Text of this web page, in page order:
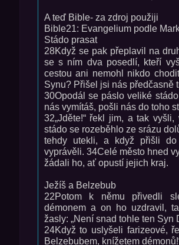
A teď Bible- za zdroj použiji
Bible21: Evangelium podle
Stádo prasat
28Když se pak přeplavil na
se s ním dva posedlí, kteří
cestou ani nemohl nikdo
Synu? Přišel jsi nás předčasně
30Opodál se páslo veliké
nás vymítáš, pošli nás do toho
32„Jděte!“ řekl jim, a tak
stádo se rozeběhlo ze srázu
tehdy utekli, a když přišli
vyprávěli. 34Celé město hned
žádali ho, ať opustí jejich kraj.
Ježíš a Belzebub
22Potom k němu přivedli
démonem a on ho uzdravil,
žasly: „Není snad tohle ten Syn
24Když to uslyšeli farizeové,
Belzebubem, knížetem